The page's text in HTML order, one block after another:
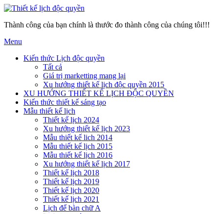
Thành công của bạn chính là thước đo thành công của chúng tôi!!!
Menu
Kiến thức Lịch độc quyền
Tất cả
Giá trị marketting mang lại
Xu hướng thiết kế lịch độc quyền 2015
XU HƯỚNG THIẾT KẾ LỊCH ĐỘC QUYỀN
Kiến thức thiết kế sáng tạo
Mẫu thiết kế lịch
Thiết kế lịch 2024
Xu hướng thiết kế lịch 2023
Mẫu thiết kế lich 2014
Mẫu thiết kế lịch 2015
Mẫu thiết kế lịch 2016
Xu hướng thiết kế lịch 2017
Thiết kế lịch 2018
Thiết kế lịch 2019
Thiết kế lịch 2020
Thiết kế lịch 2021
Lịch để bàn chữ A